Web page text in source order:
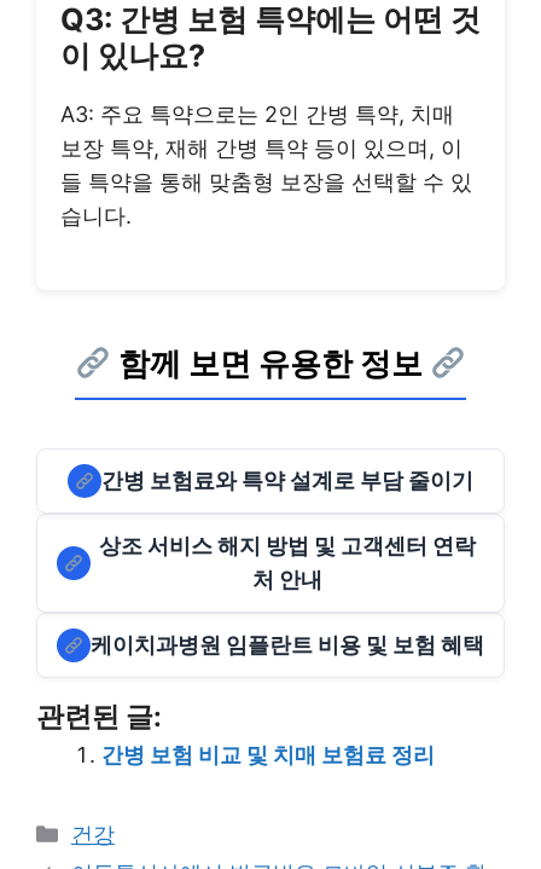
Q3: 간병 보험 특약에는 어떤 것
이 있나요?
A3: 주요 특약으로는 2인 간병 특약, 치매
보장 특약, 재해 간병 특약 등이 있으며, 이
들 특약을 통해 맞춤형 보장을 선택할 수 있
습니다.
함께 보면 유용한 정보
간병 보험료와 특약 설계로 부담 줄이기
상조 서비스 해지 방법 및 고객센터 연락
처 안내
케이치과병원 임플란트 비용 및 보험 혜택
관련된 글:
간병 보험 비교 및 치매 보험료 정리
Categories
건강